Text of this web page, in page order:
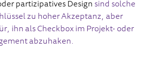
partizipatives Design sind solche
zu hoher Akzeptanz, aber
ihn als Checkbox im Projekt- oder
abzuhaken.